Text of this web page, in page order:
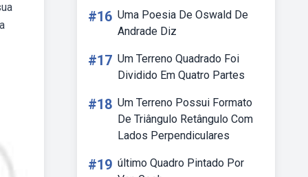
#16 Uma Poesia De Oswald De
Andrade Diz
#17 Um Terreno Quadrado Foi
Dividido Em Quatro Partes
#18 Um Terreno Possui Formato
De Triângulo Retângulo Com
Lados Perpendiculares
#19 último Quadro Pintado Por